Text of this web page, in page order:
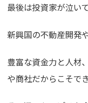
最後は投資家が泣い
新興国の不動産開発
豊富な資金力と人材
や商社だからこそで